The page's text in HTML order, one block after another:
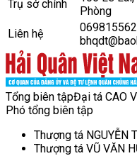
Trụ sở chính
Phòng
Liên hệ
Tổng biên tậpĐại tá CAO
Phó tổng biên tập
Thượng tá NGUYỄN
Thượng tá VŨ VĂN